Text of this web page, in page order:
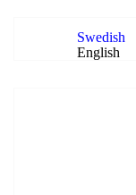
Swedish
English